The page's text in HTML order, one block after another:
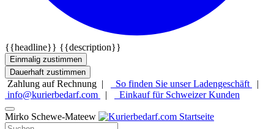
{{headline}} {{description}}
Einmalig zustimmen
Dauerhaft zustimmen
Zahlung auf Rechnung | So finden Sie unser Ladengeschäft
|
info@kurierbedarf.com
| Einkauf für Schweizer Kunden
Mirko Schewe-Mateew